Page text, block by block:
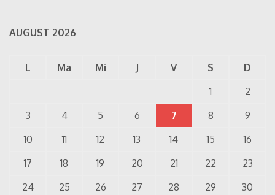
AUGUST 2026
L Ma Mi J V S
D
1
2
3
4 5 6 7 8
9
10
11 12 13 14 15
16
17
18 19 20 21 22
23
24
25 26 27 28 29 30